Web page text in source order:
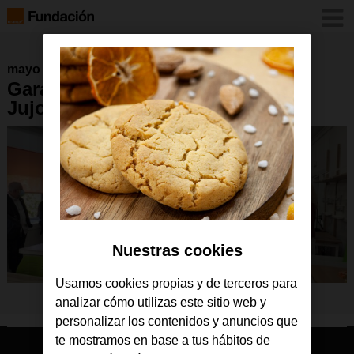
mayo 2021
Garage Lab CFA Arquitecto
Jujol_Fundación Orange_4
Nuestras cookies
Usamos cookies propias y de terceros para
analizar cómo utilizas este sitio web y
personalizar los contenidos y anuncios que
te mostramos en base a tus hábitos de